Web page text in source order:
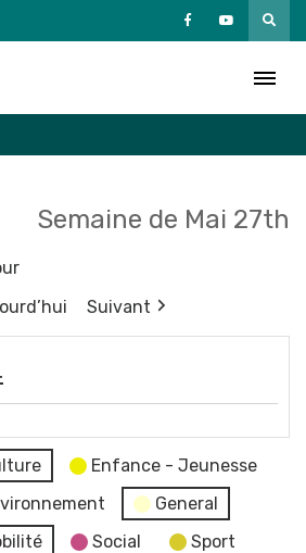
Semaine de Mai 27th
Suivant
Enfance - Jeunesse
General
Social
Sport